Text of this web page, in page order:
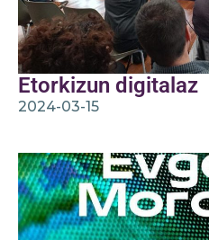
Etorkizun digitalaz
2024-03-15